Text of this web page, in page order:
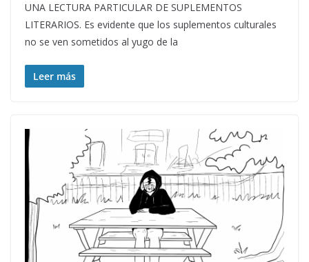
UNA LECTURA PARTICULAR DE SUPLEMENTOS
LITERARIOS. Es evidente que los suplementos culturales
no se ven sometidos al yugo de la
Leer más